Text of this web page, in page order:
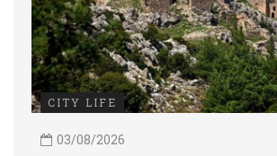
CITY LIFE
03/08/2026